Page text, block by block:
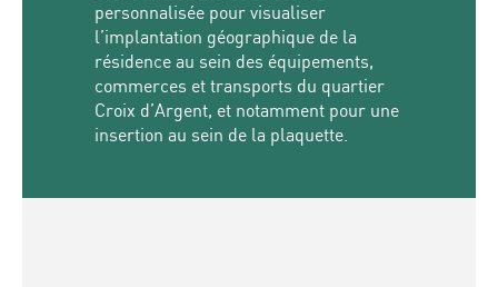
personnalisée pour visualiser
l’implantation géographique de la
résidence au sein des équipements,
commerces et transports du quartier
Croix d’Argent, et notamment pour une
insertion au sein de la plaquette.